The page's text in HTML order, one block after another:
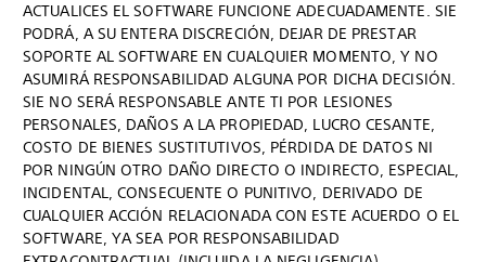
ACTUALICES EL SOFTWARE FUNCIONE ADECUADAMENTE. SIE
PODRÁ, A SU ENTERA DISCRECIÓN, DEJAR DE PRESTAR
SOPORTE AL SOFTWARE EN CUALQUIER MOMENTO, Y NO
ASUMIRÁ RESPONSABILIDAD ALGUNA POR DICHA DECISIÓN.
SIE NO SERÁ RESPONSABLE ANTE TI POR LESIONES
PERSONALES, DAÑOS A LA PROPIEDAD, LUCRO CESANTE,
COSTO DE BIENES SUSTITUTIVOS, PÉRDIDA DE DATOS NI
POR NINGÚN OTRO DAÑO DIRECTO O INDIRECTO, ESPECIAL,
INCIDENTAL, CONSECUENTE O PUNITIVO, DERIVADO DE
CUALQUIER ACCIÓN RELACIONADA CON ESTE ACUERDO O EL
SOFTWARE, YA SEA POR RESPONSABILIDAD